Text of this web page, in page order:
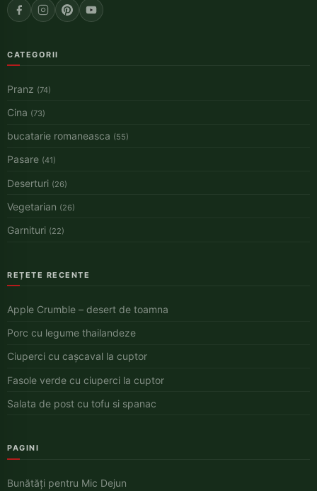
CATEGORII
Pranz (74)
Cina (73)
bucatarie romaneasca (55)
Pasare (41)
Deserturi (26)
Vegetarian (26)
Garnituri (22)
REȚETE RECENTE
Apple Crumble – desert de toamna
Porc cu legume thailandeze
Ciuperci cu cașcaval la cuptor
Fasole verde cu ciuperci la cuptor
Salata de post cu tofu si spanac
PAGINI
Bunătăți pentru Mic Dejun